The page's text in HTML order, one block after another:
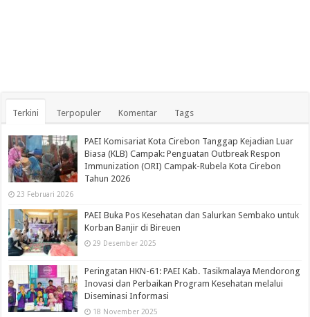
Terkini Terpopuler Komentar Tags
PAEI Komisariat Kota Cirebon Tanggap Kejadian Luar
Biasa (KLB) Campak: Penguatan Outbreak Respon
Immunization (ORI) Campak-Rubela Kota Cirebon
Tahun 2026
23 Februari 2026
PAEI Buka Pos Kesehatan dan Salurkan Sembako untuk
Korban Banjir di Bireuen
29 Desember 2025
Peringatan HKN-61: PAEI Kab. Tasikmalaya Mendorong
Inovasi dan Perbaikan Program Kesehatan melalui
Diseminasi Informasi
18 November 2025